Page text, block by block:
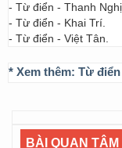
- Từ điển - Thanh Nghị.
- Từ điển - Khai Trí.
- Từ điển - Việt Tân.
* Xem thêm: Từ điển
BÀI QUAN TÂM